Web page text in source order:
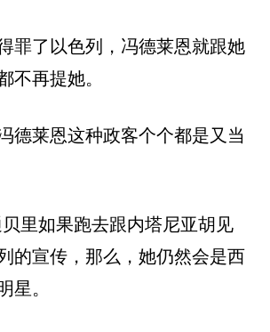
罪了以色列，冯德莱恩就跟她
不再提她。
德莱恩这种政客个个都是又当
贝里如果跑去跟内塔尼亚胡见
的宣传，那么，她仍然会是西
星。